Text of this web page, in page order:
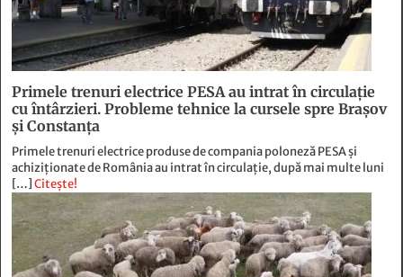
Primele trenuri electrice PESA au intrat în circulație
cu întârzieri. Probleme tehnice la cursele spre Brașov
și Constanța
Primele trenuri electrice produse de compania poloneză PESA și
achiziționate de România au intrat în circulație, după mai multe luni
[…]Citește!